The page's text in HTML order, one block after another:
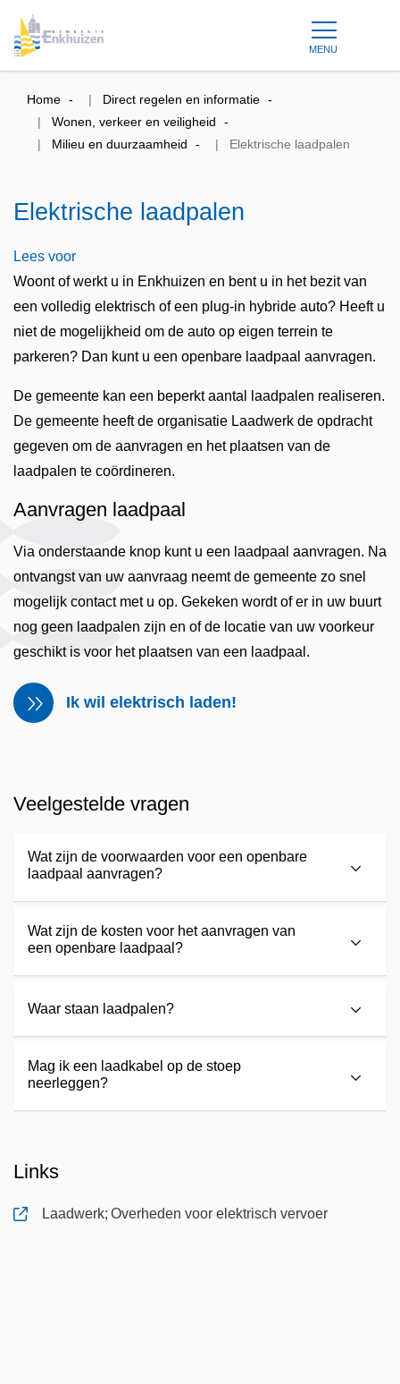
MENU
Home
Direct regelen en informatie
Wonen, verkeer en veiligheid
Milieu en duurzaamheid
Elektrische laadpalen
Elektrische laadpalen
Lees voor
Woont of werkt u in Enkhuizen en bent u in het bezit van
een volledig elektrisch of een plug-in hybride auto? Heeft u
niet de mogelijkheid om de auto op eigen terrein te
parkeren? Dan kunt u een openbare laadpaal aanvragen.
De gemeente kan een beperkt aantal laadpalen realiseren.
De gemeente heeft de organisatie Laadwerk de opdracht
gegeven om de aanvragen en het plaatsen van de
laadpalen te coördineren.
Aanvragen laadpaal
Via onderstaande knop kunt u een laadpaal aanvragen. Na
ontvangst van uw aanvraag neemt de gemeente zo snel
mogelijk contact met u op. Gekeken wordt of er in uw buurt
nog geen laadpalen zijn en of de locatie van uw voorkeur
geschikt is voor het plaatsen van een laadpaal.
Ik wil elektrisch laden!
Veelgestelde vragen
Wat zijn de voorwaarden voor een openbare
laadpaal aanvragen?
Wat zijn de kosten voor het aanvragen van
een openbare laadpaal?
Waar staan laadpalen?
Mag ik een laadkabel op de stoep
neerleggen?
Links
Laadwerk; Overheden voor elektrisch vervoer
, opent in nieuw tabblad